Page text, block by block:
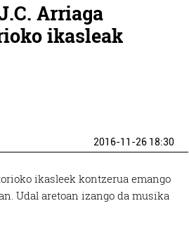
Arriaga
ikasleak
2016-11-26 18:30
ikasleek kontzerua emango
Udal aretoan izango da musika